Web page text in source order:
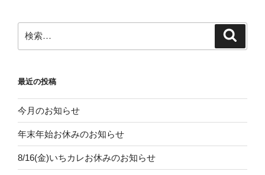
索:
最近の投稿
今月のお知らせ
年末年始お休みのお知らせ
8/16(金)いちカレお休みのお知らせ